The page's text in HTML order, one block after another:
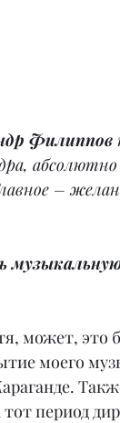
Филиппов
–
может, это
моего
тот период